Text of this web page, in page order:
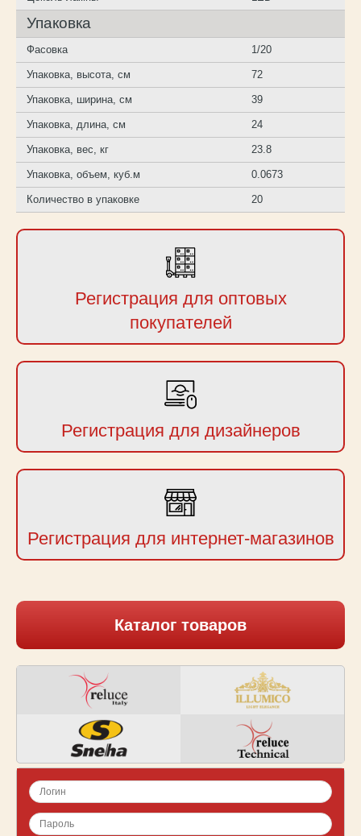
Упаковка
Фасовка 1/20
Упаковка, высота, см 72
Упаковка, ширина, см 39
Упаковка, длина, см 24
Упаковка, вес, кг 23.8
Упаковка, объем, куб.м 0.0673
Количество в упаковке 20
Регистрация для оптовых
покупателей
Регистрация для дизайнеров
Регистрация для интернет-магазинов
Каталог товаров